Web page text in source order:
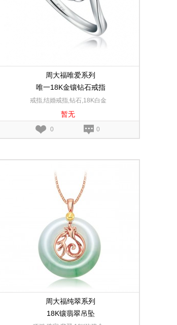
周大福唯爱系列
唯一18K金镶钻石戒指
戒指,结婚戒指,钻石,18K白金
暂无
0 0
周大福纯翠系列
18K镶翡翠吊坠